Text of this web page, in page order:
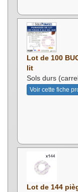
Lot de 100
lit
Sols durs
Voir cette fiche
Lot de 144